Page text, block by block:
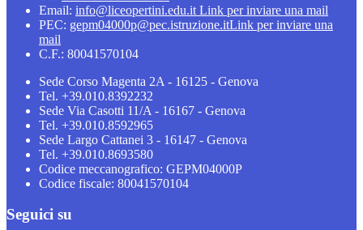
Email: info@liceopertini.edu.it Link per inviare una mail
PEC: gepm04000p@pec.istruzione.itLink per inviare una
mail
C.F.: 80041570104
Sede Corso Magenta 2A - 16125 - Genova
Tel. +39.010.8392232
Sede Via Casotti 11/A - 16167 - Genova
Tel. +39.010.8592965
Sede Largo Cattanei 3 - 16147 - Genova
Tel. +39.010.8693580
Codice meccanografico: GEPM04000P
Codice fiscale: 80041570104
Seguici su